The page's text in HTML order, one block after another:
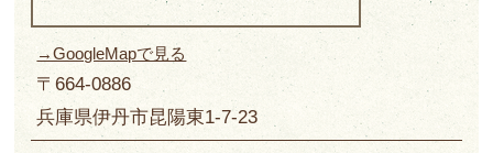
→GoogleMapで見る
〒664-0886
兵庫県伊丹市昆陽東1-7-23